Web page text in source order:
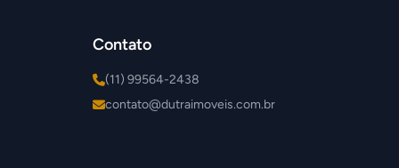
Contato
(11) 99564-2438
contato@dutraimoveis.com.br